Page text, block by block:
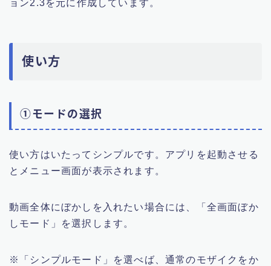
ョン2.3を元に作成しています。
使い方
①モードの選択
使い方はいたってシンプルです。アプリを起動させる
とメニュー画面が表示されます。
動画全体にぼかしを入れたい場合には、「全画面ぼか
しモード」を選択します。
※「シンプルモード」を選べば、通常のモザイクをか